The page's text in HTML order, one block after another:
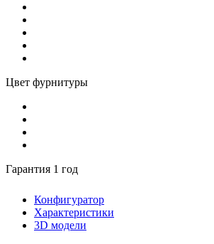
Цвет фурнитуры
Гарантия 1 год
Конфигуратор
Характеристики
3D модели